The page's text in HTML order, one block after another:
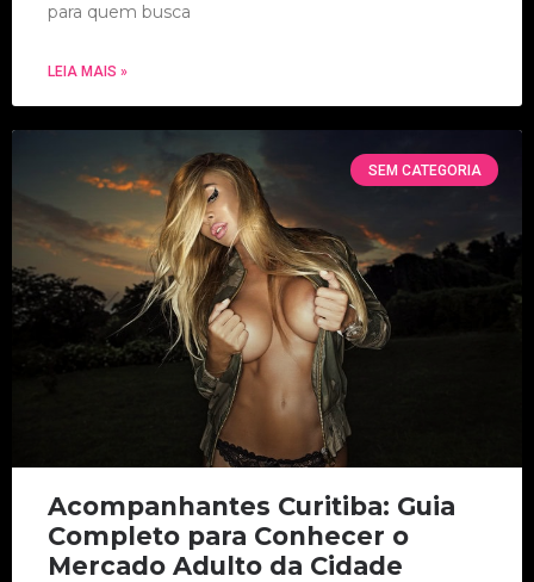
para quem busca
LEIA MAIS »
SEM CATEGORIA
Acompanhantes Curitiba: Guia
Completo para Conhecer o
Mercado Adulto da Cidade